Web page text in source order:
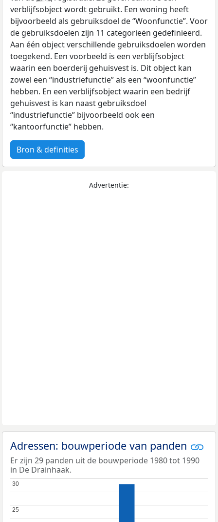
verblijfsobject wordt gebruikt. Een woning heeft
bijvoorbeeld als gebruiksdoel de “Woonfunctie”. Voor
de gebruiksdoelen zijn 11 categorieën gedefinieerd.
Aan één object verschillende gebruiksdoelen worden
toegekend. Een voorbeeld is een verblijfsobject
waarin een boerderij gehuisvest is. Dit object kan
zowel een “industriefunctie” als een “woonfunctie”
hebben. En een verblijfsobject waarin een bedrijf
gehuisvest is kan naast gebruiksdoel
“industriefunctie” bijvoorbeeld ook een
“kantoorfunctie” hebben.
Bron & definities
Advertentie:
Adressen: bouwperiode van panden
Er zijn 29 panden uit de bouwperiode 1980 tot 1990
in De Drainhaak.
25
25
30
30